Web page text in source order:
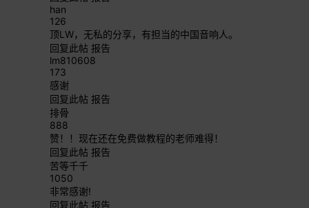
han
126
顶LW，无私的分享，有担当的中国音响人。
回复此帖 报告
lm810608
173
感谢
回复此帖 报告
排骨
888
赞！！现在还在免费做教程的老师难得！
回复此帖 报告
苦等千千
1050
非常感谢!
回复此帖 报告